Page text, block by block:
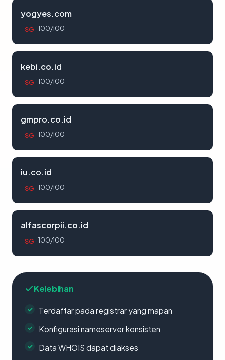
yogyes.com
SG 100/100
kebi.co.id
SG 100/100
gmpro.co.id
SG 100/100
iu.co.id
SG 100/100
alfascorpii.co.id
SG 100/100
Kelebihan
Terdaftar pada registrar yang mapan
Konfigurasi nameserver konsisten
Data WHOIS dapat diakses